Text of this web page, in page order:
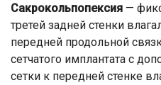
Сакрокольпопексия —
третей задней стенки
передней продольной
сетчатого имплантата с
сетки к передней стенке